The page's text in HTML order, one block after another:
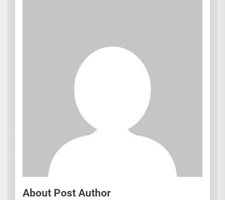
About Post Author